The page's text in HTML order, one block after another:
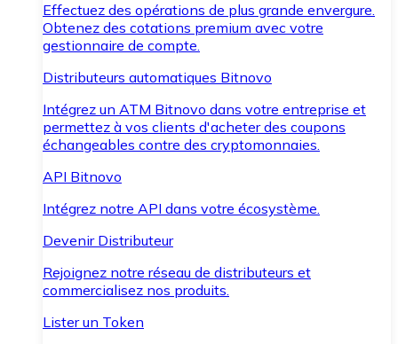
Effectuez des opérations de plus grande envergure.
Obtenez des cotations premium avec votre
gestionnaire de compte.
Distributeurs automatiques Bitnovo
Intégrez un ATM Bitnovo dans votre entreprise et
permettez à vos clients d'acheter des coupons
échangeables contre des cryptomonnaies.
API Bitnovo
Intégrez notre API dans votre écosystème.
Devenir Distributeur
Rejoignez notre réseau de distributeurs et
commercialisez nos produits.
Lister un Token